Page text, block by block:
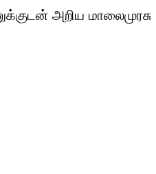
அறிய மாலைமுரசு